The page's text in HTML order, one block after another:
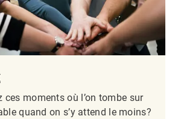
ces moments où l’on tombe sur
quand on s’y attend le moins?